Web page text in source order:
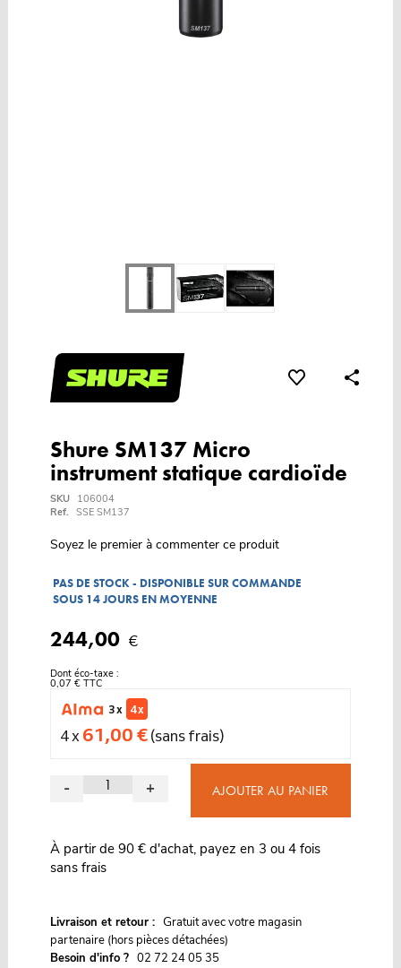
Shure SM137 Micro
instrument statique cardioïde
SKU
106004
Ref. SSE SM137
Soyez le premier à commenter ce produit
PAS DE STOCK - DISPONIBLE SUR COMMANDE
SOUS 14 JOURS EN MOYENNE
244,00 €
Dont éco-taxe :
0,07 € TTC
3 x
4 x
4 x 61,00 €(sans frais)
- + AJOUTER AU PANIER
À partir de 90 € d'achat, payez en 3 ou 4 fois
sans frais
Livraison et retour : Gratuit avec votre magasin
partenaire (hors pièces détachées)
Besoin d'info ? 02 72 24 05 35